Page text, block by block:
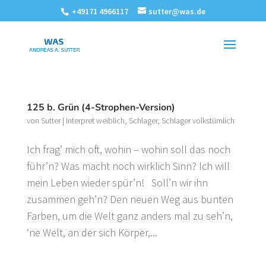
+49171 4966117 sutter@was.de
125 b. Grün (4-Strophen-Version)
von Sutter| Interpret weiblich, Schlager, Schlager volkstümlich
Ich frag’ mich oft, wohin – wohin soll das noch
führ’n? Was macht noch wirklich Sinn? Ich will
mein Leben wieder spür’n! Soll’n wir ihn
zusammen geh’n? Den neuen Weg aus bunten
Farben, um die Welt ganz anders mal zu seh’n,
‘ne Welt, an der sich Körper,...